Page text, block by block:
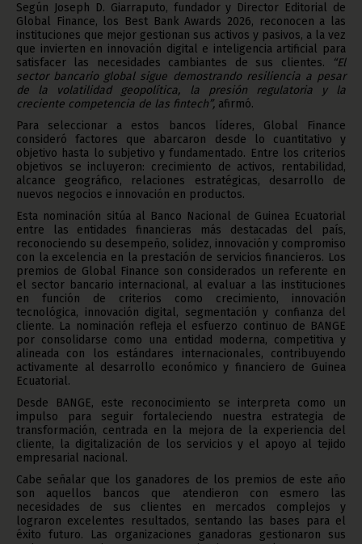
Según Joseph D. Giarraputo, fundador y Director Editorial de
Global Finance, los Best Bank Awards 2026, reconocen a las
instituciones que mejor gestionan sus activos y pasivos, a la vez
que invierten en innovación digital e inteligencia artificial para
satisfacer las necesidades cambiantes de sus clientes.
“El
sector bancario global sigue demostrando resiliencia a pesar
de la volatilidad geopolítica, la presión regulatoria y la
creciente competencia de las fintech”, afirmó.
Para seleccionar a estos bancos líderes, Global Finance
consideró factores que abarcaron desde lo cuantitativo y
objetivo hasta lo subjetivo y fundamentado. Entre los criterios
objetivos se incluyeron: crecimiento de activos, rentabilidad,
alcance geográfico, relaciones estratégicas, desarrollo de
nuevos negocios e innovación en productos.
Esta nominación sitúa al Banco Nacional de Guinea Ecuatorial
entre las entidades financieras más destacadas del país,
reconociendo su desempeño, solidez, innovación y compromiso
con la excelencia en la prestación de servicios financieros. Los
premios de Global Finance son considerados un referente en
el sector bancario internacional, al evaluar a las instituciones
en función de criterios como crecimiento, innovación
tecnológica, innovación digital, segmentación y confianza del
cliente. La nominación refleja el esfuerzo continuo de BANGE
por consolidarse como una entidad moderna, competitiva y
alineada con los estándares internacionales, contribuyendo
activamente al desarrollo económico y financiero de Guinea
Ecuatorial.
Desde BANGE, este reconocimiento se interpreta como un
impulso para seguir fortaleciendo nuestra estrategia de
transformación, centrada en la mejora de la experiencia del
cliente, la digitalización de los servicios y el apoyo al tejido
empresarial nacional.
Cabe señalar que los ganadores de los premios de este año
son aquellos bancos que atendieron con esmero las
necesidades de sus clientes en mercados complejos y
lograron excelentes resultados, sentando las bases para el
éxito futuro. Las organizaciones ganadoras gestionaron sus